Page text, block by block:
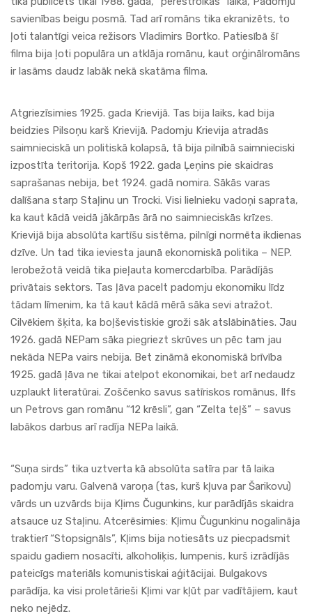
savienības beigu posmā. Tad arī romāns tika ekranizēts, to
ļoti talantīgi veica režisors Vladimirs Bortko. Patiesībā šī
filma bija ļoti populāra un atklāja romānu, kaut orģinālromāns
ir lasāms daudz labāk nekā skatāma filma.
Atgriezīsimies 1925. gada Krievijā. Tas bija laiks, kad bija
beidzies Pilsoņu karš Krievijā. Padomju Krievija atradās
saimnieciskā un politiskā kolapsā, tā bija pilnībā saimnieciski
izpostīta teritorija. Kopš 1922. gada Ļeņins pie skaidras
saprašanas nebija, bet 1924. gadā nomira. Sākās varas
dalīšana starp Staļinu un Trocki. Visi lielnieku vadoņi saprata,
ka kaut kādā veidā jākārpās ārā no saimnieciskās krīzes.
Krievijā bija absolūta kartīšu sistēma, pilnīgi normēta ikdienas
dzīve. Un tad tika ieviesta jaunā ekonomiskā politika – NEP.
Ierobežotā veidā tika pieļauta komercdarbība. Parādījās
privātais sektors. Tas ļāva pacelt padomju ekonomiku līdz
tādam līmenim, ka tā kaut kādā mērā sāka sevi atražot.
Cilvēkiem šķita, ka boļševistiskie groži sāk atslābināties. Jau
1926. gadā NEPam sāka piegriezt skrūves un pēc tam jau
nekāda NEPa vairs nebija. Bet zināmā ekonomiskā brīvība
1925. gadā ļāva ne tikai atelpot ekonomikai, bet arī nedaudz
uzplaukt literatūrai. Zoščenko savus satīriskos romānus, Ilfs
un Petrovs gan romānu “12 krēsli”, gan “Zelta teļš” – savus
labākos darbus arī radīja NEPa laikā.
“Suņa sirds” tika uztverta kā absolūta satīra par tā laika
padomju varu. Galvenā varoņa (tas, kurš kļuva par Šarikovu)
vārds un uzvārds bija Kļims Čugunkins, kur parādījās skaidra
atsauce uz Staļinu. Atcerēsimies: Kļimu Čugunkinu nogalināja
traktierī “Stopsignāls”, Kļims bija notiesāts uz piecpadsmit
spaidu gadiem nosacīti, alkoholiķis, lumpenis, kurš izrādījās
pateicīgs materiāls komunistiskai aģitācijai. Bulgakovs
parādīja, ka visi proletārieši Kļimi var kļūt par vadītājiem, kaut
neko nejēdz.